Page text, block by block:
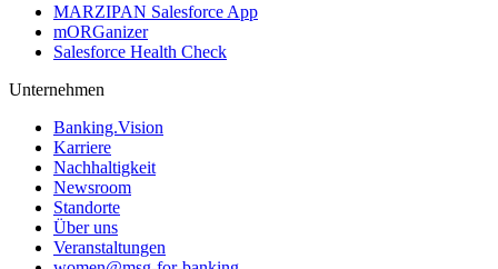
MARZIPAN Salesforce App
mORGanizer
Salesforce Health Check
Unternehmen
Banking.Vision
Karriere
Nachhaltigkeit
Newsroom
Standorte
Über uns
Veranstaltungen